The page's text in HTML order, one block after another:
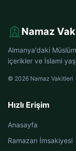
Namaz
Almanya'daki
içerikler ve İslami
© 2026 Namaz Vakitleri
Hızlı Erişim
Anasayfa
Ramazan İmsakiyesi